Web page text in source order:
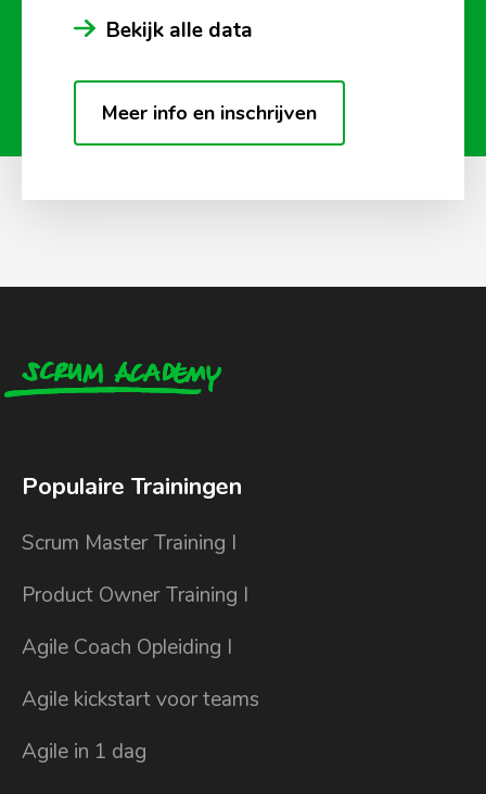
Bekijk alle data
Meer info en inschrijven
Populaire Trainingen
Scrum Master Training I
Product Owner Training I
Agile Coach Opleiding I
Agile kickstart voor teams
Agile in 1 dag